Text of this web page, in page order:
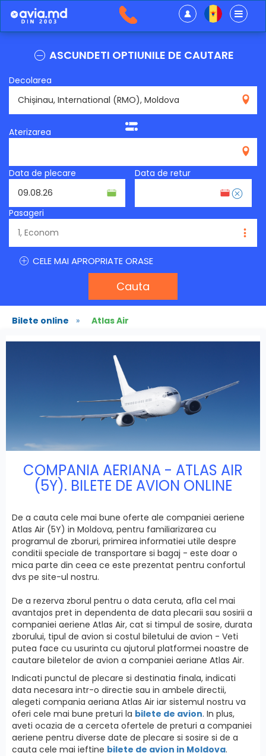
ASCUNDETI OPTIUNILE DE CAUTARE
Decolarea
Aterizarea
Data de plecare Data de retur
Pasageri
CELE MAI APROPRIATE ORASE
Cauta
Bilete online » Atlas Air
COMPANIA AERIANA - ATLAS AIR
(5Y). BILETE DE AVION ONLINE
De a cauta cele mai bune oferte ale companiei aeriene
Atlas Air (5Y) in Moldova, pentru familiarizarea cu
programul de zboruri, primirea informatiei utile despre
conditii speciale de transportare si bagaj - este doar o
mica parte din ceea ce este prezentat pentru confortul
dvs pe site-ul nostru.
De a rezerva zborul pentru o data ceruta, afla cel mai
avantajos pret in dependenta de data plecarii sau sosirii a
companiei aeriene Atlas Air, cat si timpul de sosire, durata
zborului, tipul de avion si costul biletului de avion - Veti
putea face cu usurinta cu ajutorul platformei noastre de
cautare biletelor de avion a companiei aeriane Atlas Air.
Indicati punctul de plecare si destinatia finala, indicati
data necesara intr-o directie sau in ambele directii,
alegeti compania aeriana Atlas Air iar sistemul nostru va
oferi cele mai bune preturi la bilete de avion. In plus,
aveti ocazia de a cerceta ofertele de preturi a companiei
aeriene pentru diverse date de plecare si sosire si de a
cauta cele mai ieftine bilete de avion in Moldova.